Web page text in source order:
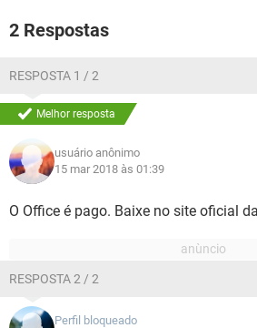
INSTAGRAM
2 Respostas
RESPOSTA 1 / 2
Melhor resposta
usuário anônimo
15 mar 2018 às 01:39
O Office é pago. Baixe no site oficial
RESPOSTA 2 / 2
Perfil bloqueado